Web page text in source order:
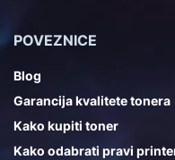
POVEZNICE
Blog
Garancija kvalitete tonera
Kako kupiti toner
Kako odabrati pravi